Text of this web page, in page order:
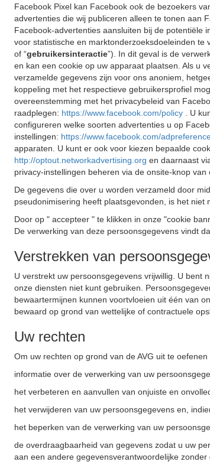
Facebook Pixel kan Facebook ook de bezoekers
advertenties die wij publiceren alleen te tonen aan
Facebook-advertenties aansluiten bij de potentiële
voor statistische en marktonderzoeksdoeleinden
of “gebruikersinteractie”). In dit geval is de
en kan een cookie op uw apparaat plaatsen. Als u
verzamelde gegevens zijn voor ons anoniem,
koppeling met het respectieve gebruikersprofiel
overeenstemming met het privacybeleid van
raadplegen: https://www.facebook.com/policy
. U
configureren welke soorten advertenties u op
instellingen: https://www.facebook.com/
apparaten. U kunt er ook voor kiezen bepaalde
http://optout.networkadvertising.org en daarnaast
privacy-instellingen beheren via de onsite-knop van
De gegevens die over u worden verzameld door
pseudonimisering heeft plaatsgevonden, is het
Door op " accepteer " te klikken in onze "cookie
De verwerking van deze persoonsgegevens vindt
Verstrekken van
U verstrekt uw persoonsgegevens vrijwillig. U bent
onze diensten niet kunt gebruiken.
bewaartermijnen kunnen voortvloeien uit één van
bewaard op grond van wettelijke of contractuele
Uw rechten
Om uw rechten op grond van de AVG uit te
informatie over de verwerking van uw
het verbeteren en aanvullen van onjuiste en
het verwijderen van uw persoonsgegevens en,
het beperken van de verwerking van uw
de overdraagbaarheid van gegevens zodat u uw
aan een andere gegevensverantwoordelijke zonder